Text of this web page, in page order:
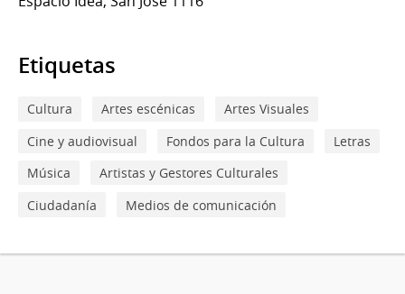
Etiquetas
Cultura Artes escénicas
Artes Visuales
Cine y audiovisual
Fondos para la Cultura
Letras
Música
Artistas y Gestores Culturales
Ciudadanía
Medios de comunicación